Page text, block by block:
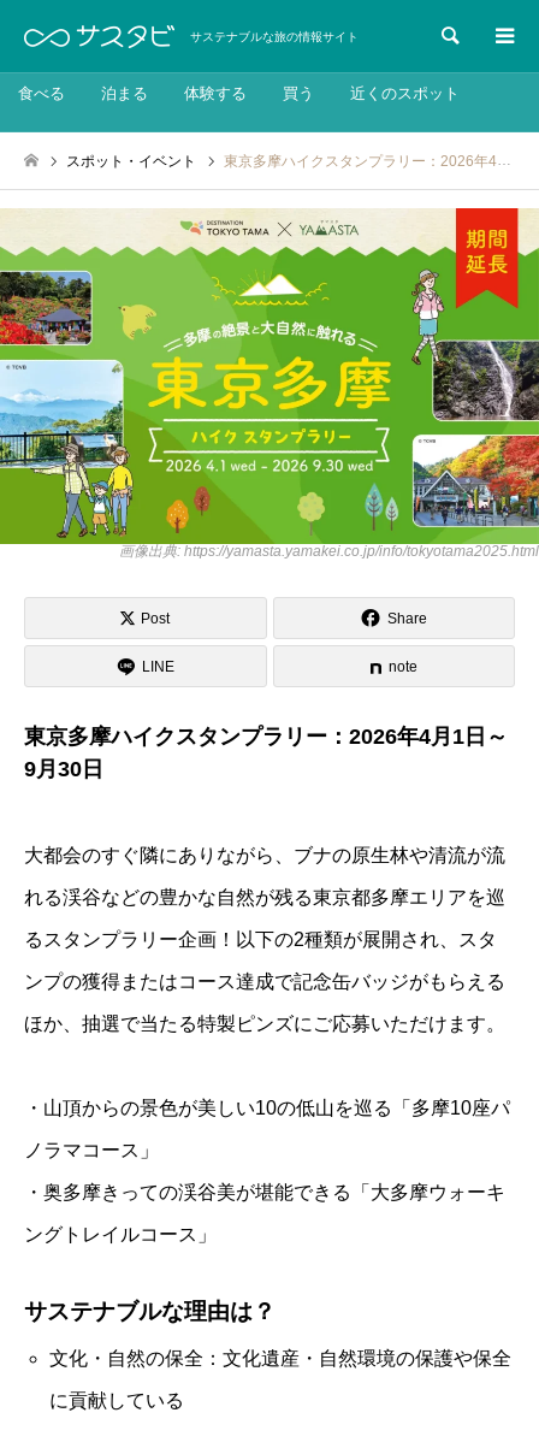
サステナブルな旅の情報サイト 検索
食べる 泊まる 体験する 買う 近くのスポット
スポット・イベント 東京多摩ハイクスタンプラリー：2026年4月1日～9月30日
画像出典: https://yamasta.yamakei.co.jp/info/tokyotama2025.html
Post Share
LINE note
東京多摩ハイクスタンプラリー：2026年4月1日～
9月30日
大都会のすぐ隣にありながら、ブナの原生林や清流が流
れる渓谷などの豊かな自然が残る東京都多摩エリアを巡
るスタンプラリー企画！以下の2種類が展開され、スタ
ンプの獲得またはコース達成で記念缶バッジがもらえる
ほか、抽選で当たる特製ピンズにご応募いただけます。
・山頂からの景色が美しい10の低山を巡る「多摩10座パ
ノラマコース」
・奥多摩きっての渓谷美が堪能できる「大多摩ウォーキ
ングトレイルコース」
サステナブルな理由は？
文化・自然の保全：文化遺産・自然環境の保護や保全
に貢献している